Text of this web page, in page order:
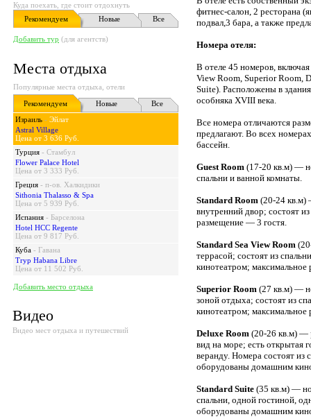
Куда поехать, где стоит отдохнуть
Рекомендуем
Новые Все
Добавить тур (для агентств)
Места отдыха
Популярные места отдыха, отели
Рекомендуем
Новые
Все
Израиль - Эйлат
Astral Village
Цена от 3 636 Руб.
Турция - Стамбул
Flower Palace Hotel
Цена от 3 333 Руб.
Греция - п-ов. Халкидики
Sithonia Thalasso & Spa
Цена от 5 939 Руб.
Испания - Барселона
Hotel HCC Regente
Цена от 9 817 Руб.
Куба - Гавана
Tryp Habana Libre
Цена от 11 502 Руб.
Добавить место отдыха
Видео
Видео мест отдыха и путешествий
фитнес-салон, 2 ресторана
подвал,3 бара, а также
Номера отеля:
В отеле 45 номеров,
View Room, Superior Room,
Suite). Расположены в
особняка XVIII века.
Все номера отличаются
предлагают. Во всех
бассейн.
Guest Room (17-20 кв.м) —
спальни и ванной комнаты.
Standard Room (20-24 кв.м)
внутренний двор; состоят
размещение — 3 гостя.
Standard Sea View Room
террасой; состоят из
кинотеатром;
Superior Room (27 кв.м) —
зоной отдыха; состоят из
кинотеатром;
Deluxe Room (20-26 кв.м) —
вид на море; есть открытая
веранду. Номера состоят из
оборудованы домашним
Standard Suite (35 кв.м) —
спальни, одной гостиной,
оборудованы домашним